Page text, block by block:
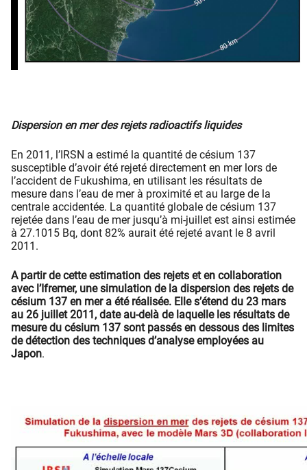
Dispersion en mer des rejets radioactifs liquides
En 2011, l’IRSN a estimé la quantité de césium 137
susceptible d’avoir été rejeté directement en mer lors de
l’accident de Fukushima, en utilisant les résultats de
mesure dans l’eau de mer à proximité et au large de la
centrale accidentée. La quantité globale de césium 137
rejetée dans l’eau de mer jusqu’à mi-juillet est ainsi estimée
à 27.1015 Bq, dont 82% aurait été rejeté avant le 8 avril
2011.
A partir de cette estimation des rejets et en collaboration
avec l’Ifremer, une simulation de la dispersion des rejets de
césium 137 en mer a été réalisée. Elle s’étend du 23 mars
au 26 juillet 2011, date au-delà de laquelle les résultats de
mesure du césium 137 sont passés en dessous des limites
de détection des techniques d’analyse employées au
Japon.